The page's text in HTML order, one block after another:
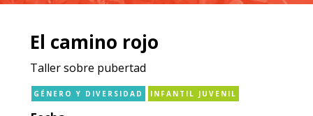
El camino rojo
Taller sobre pubertad
GÉNERO Y DIVERSIDAD INFANTIL JUVENIL